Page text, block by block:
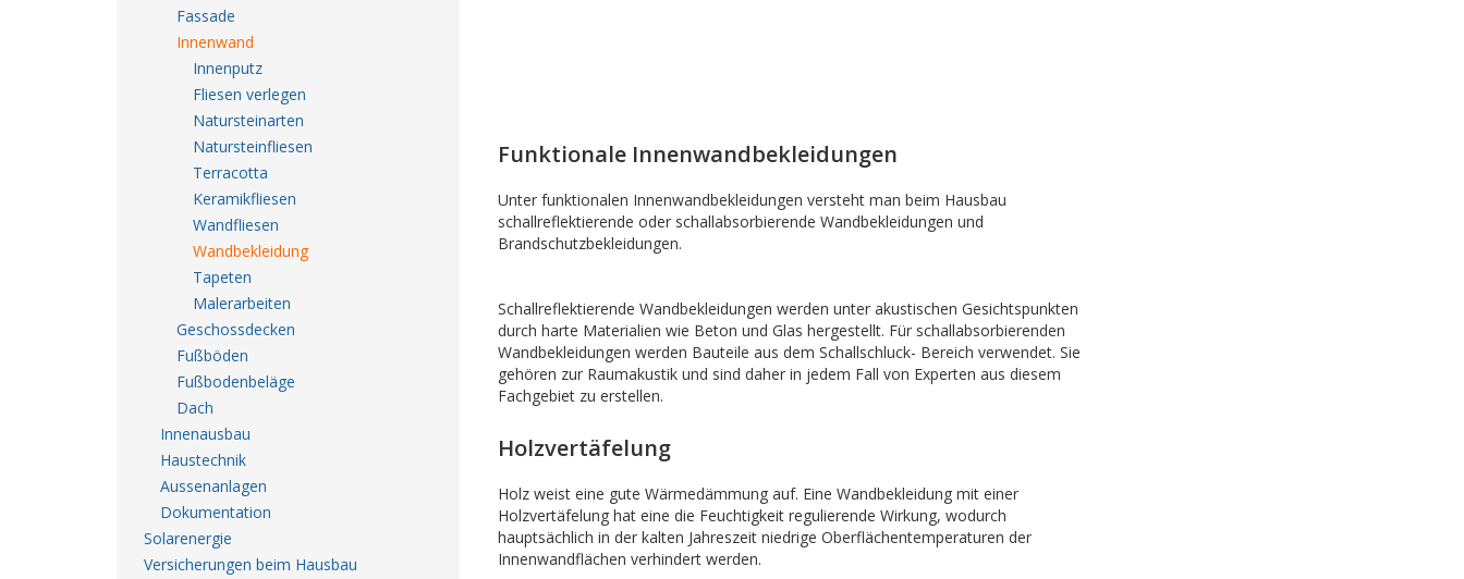
Funktionale Innenwandbekleidungen
Unter funktionalen Innenwandbekleidungen versteht man beim Hausbau
schallreflektierende oder schallabsorbierende Wandbekleidungen und
Brandschutzbekleidungen.
Schallreflektierende Wandbekleidungen werden unter akustischen Gesichtspunkten
durch harte Materialien wie Beton und Glas hergestellt. Für schallabsorbierenden
Wandbekleidungen werden Bauteile aus dem Schallschluck- Bereich verwendet. Sie
gehören zur Raumakustik und sind daher in jedem Fall von Experten aus diesem
Fachgebiet zu erstellen.
Holzvertäfelung
Holz weist eine gute Wärmedämmung auf. Eine Wandbekleidung mit einer
Holzvertäfelung hat eine die Feuchtigkeit regulierende Wirkung, wodurch
hauptsächlich in der kalten Jahreszeit niedrige Oberflächentemperaturen der
Innenwandflächen verhindert werden.
Fassade
Innenwand
Innenputz
Fliesen verlegen
Natursteinarten
Natursteinfliesen
Terracotta
Keramikfliesen
Wandfliesen
Wandbekleidung
Tapeten
Malerarbeiten
Geschossdecken
Fußböden
Fußbodenbeläge
Dach
Innenausbau
Haustechnik
Aussenanlagen
Dokumentation
Solarenergie
Versicherungen beim Hausbau